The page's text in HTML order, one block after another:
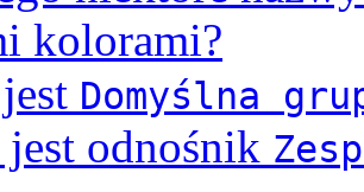
kolorami?
Domyślna
odnośnik